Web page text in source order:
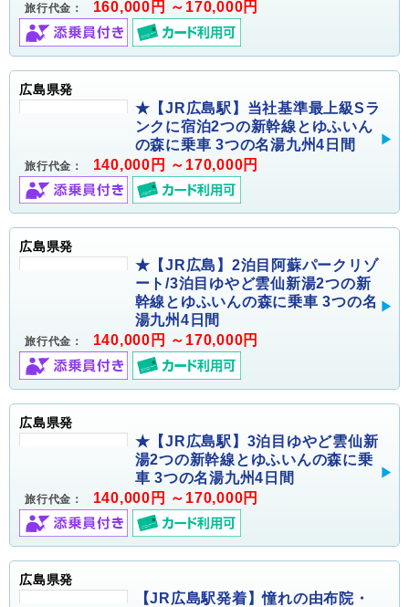
旅行代金： 160,000円 ～170,000円
広島県発
★【JR広島駅】当社基準最上級Sラ
ンクに宿泊2つの新幹線とゆふいん
の森に乗車 3つの名湯九州4日間
旅行代金： 140,000円 ～170,000円
広島県発
★【JR広島】2泊目阿蘇パークリゾ
ート/3泊目ゆやど雲仙新湯2つの新
幹線とゆふいんの森に乗車 3つの名
湯九州4日間
旅行代金： 140,000円 ～170,000円
広島県発
★【JR広島駅】3泊目ゆやど雲仙新
湯2つの新幹線とゆふいんの森に乗
車 3つの名湯九州4日間
旅行代金： 140,000円 ～170,000円
広島県発
【JR広島駅発着】憧れの由布院・